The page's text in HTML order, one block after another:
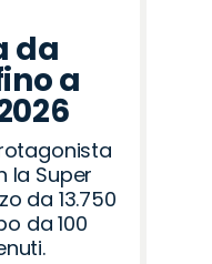
da
a
la Super
da 13.750
da 100